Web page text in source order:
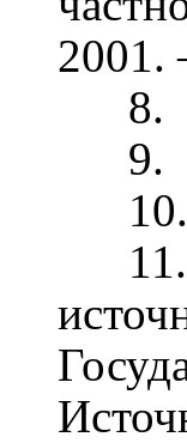
2001.
8.
9.
10.
11.